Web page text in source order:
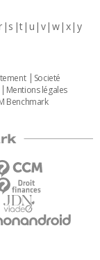
s t u v w x y
Societé
Mentions légales
Benchmark